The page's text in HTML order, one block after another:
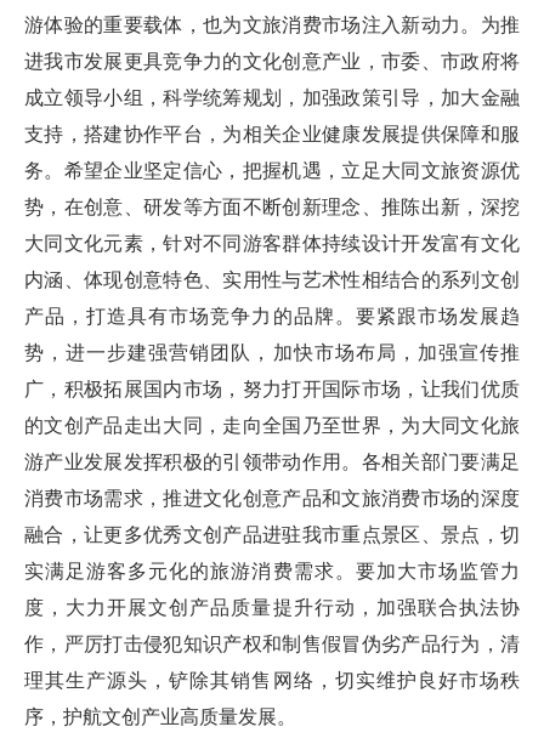
游体验的重要载体，也为文旅消费市场注入新动力。为推
进我市发展更具竞争力的文化创意产业，市委、市政府将
成立领导小组，科学统筹规划，加强政策引导，加大金融
支持，搭建协作平台，为相关企业健康发展提供保障和服
务。希望企业坚定信心，把握机遇，立足大同文旅资源优
势，在创意、研发等方面不断创新理念、推陈出新，深挖
大同文化元素，针对不同游客群体持续设计开发富有文化
内涵、体现创意特色、实用性与艺术性相结合的系列文创
产品，打造具有市场竞争力的品牌。要紧跟市场发展趋
势，进一步建强营销团队，加快市场布局，加强宣传推
广，积极拓展国内市场，努力打开国际市场，让我们优质
的文创产品走出大同，走向全国乃至世界，为大同文化旅
游产业发展发挥积极的引领带动作用。各相关部门要满足
消费市场需求，推进文化创意产品和文旅消费市场的深度
融合，让更多优秀文创产品进驻我市重点景区、景点，切
实满足游客多元化的旅游消费需求。要加大市场监管力
度，大力开展文创产品质量提升行动，加强联合执法协
作，严厉打击侵犯知识产权和制售假冒伪劣产品行为，清
理其生产源头，铲除其销售网络，切实维护良好市场秩
序，护航文创产业高质量发展。